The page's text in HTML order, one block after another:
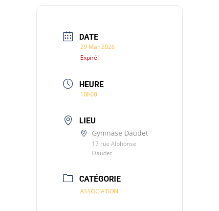
DATE
29 Mar 2026
Expiré!
HEURE
10h00
LIEU
Gymnase Daudet
17 rue Alphonse
Daudet
CATÉGORIE
ASSOCIATION